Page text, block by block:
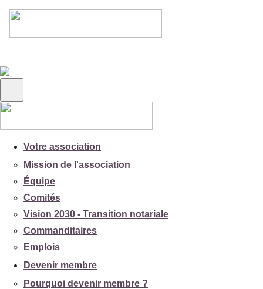
Votre association
Mission de l'association
Équipe
Comités
Vision 2030 - Transition notariale
Commanditaires
Emplois
Devenir membre
Pourquoi devenir membre ?